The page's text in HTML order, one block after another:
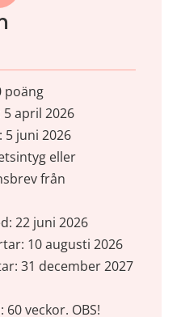
poäng
april 2026
5 juni 2026
eller
från
22 juni 2026
10 augusti 2026
31 december 2027
veckor. OBS!